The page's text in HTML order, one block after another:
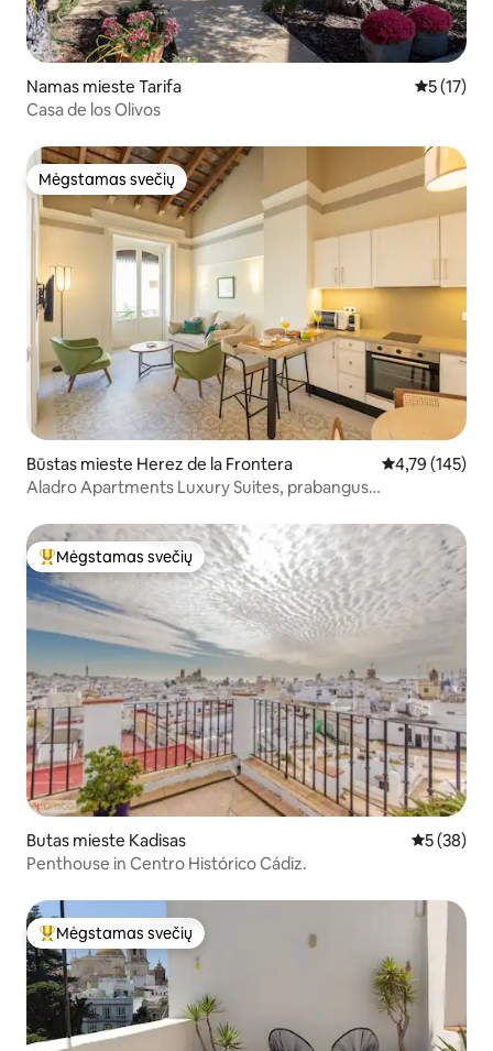
Namas mieste Tarifa Vidutinis
5 (17)
Casa de los Olivos
Mėgstamas svečių
Mėgstamas svečių
Būstas mieste Herez de la Frontera Vidutinis
4,79 (145)
Aladro Apartments Luxury Suites, prabangus
Svečių mėgstamiausias
Mėgstamas svečių
Butas mieste Kadisas Vidutinis
5 (38)
Penthouse in Centro Histórico Cádiz.
Svečių mėgstamiausias
Mėgstamas svečių